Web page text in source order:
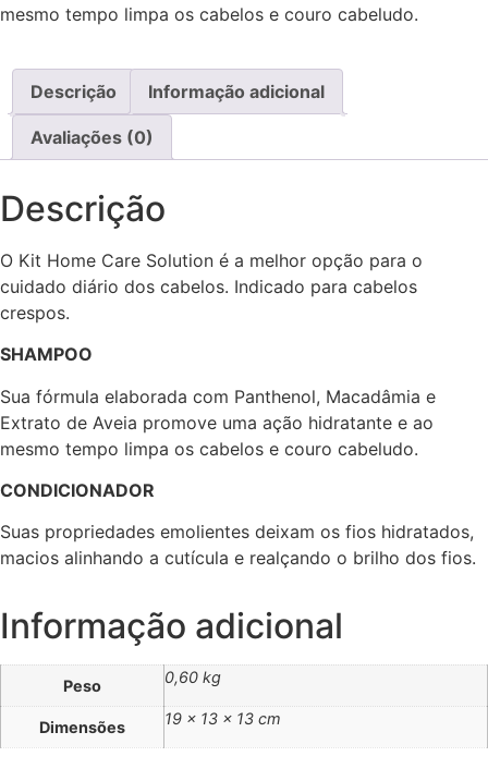
mesmo tempo limpa os cabelos e couro cabeludo.
Descrição Informação adicional
Avaliações (0)
Descrição
O Kit Home Care Solution é a melhor opção para o
cuidado diário dos cabelos. Indicado para cabelos
crespos.
SHAMPOO
Sua fórmula elaborada com Panthenol, Macadâmia e
Extrato de Aveia promove uma ação hidratante e ao
mesmo tempo limpa os cabelos e couro cabeludo.
CONDICIONADOR
Suas propriedades emolientes deixam os fios hidratados,
macios alinhando a cutícula e realçando o brilho dos fios.
Informação adicional
Peso 0,60 kg
Dimensões 19 × 13 × 13 cm